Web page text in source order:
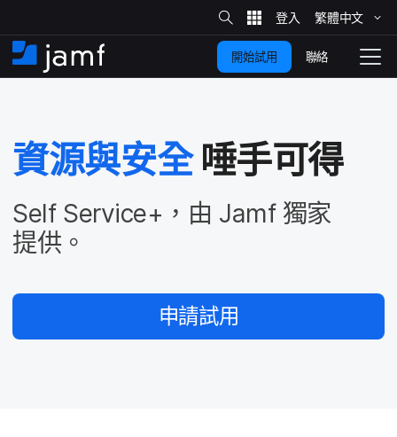
​
至
​
內
容
網
站
​搜
尋
繁體​中文
住
家
切
換
開始試用 聯絡
資源​與​安全 唾手​可​得
Self Service+，​由 Jamf 獨家​
提供。
申請​試用